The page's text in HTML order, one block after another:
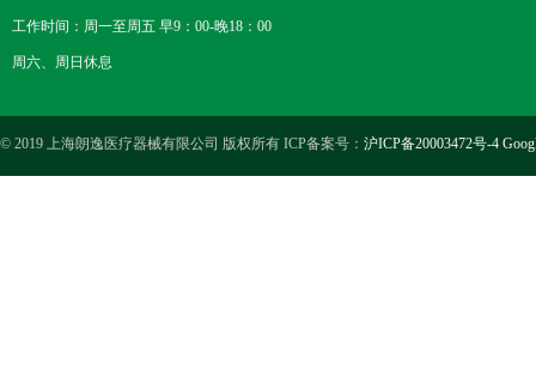
工作时间：周一至周五 早9：00-晚18：00
周六、周日休息
© 2019 上海朗逸医疗器械有限公司 版权所有 ICP备案号： 沪ICP备20003472号-4